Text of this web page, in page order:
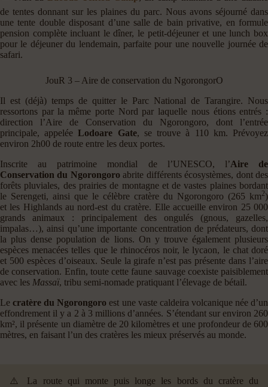
de tentes donnant sur les plaines du parc. Nous avons séjourné dans
une tente double disposant d’une salle de bain privative, en formule
pension complète incluant le dîner, le petit-déjeuner et une lunch box
pour le déjeuner du lendemain, parfaite pour une nouvelle journée de
safari.
JouR 3 – Aire de conservation du NgorongorO
Il est (déjà) temps de quitter le Parc National de Tarangire. Nous
ressortons par la même porte Nord par laquelle nous étions entrés :
direction l’Aire de Conservation du Ngorongoro, dont l’entrée
principale, appeléeLodoare Gate, se trouve à 110 km. Prévoyez
environ 2h00 de route entre les deux portes.
Inscrite au patrimoine mondial de l’UNESCO, l’Aire de
Conservation du Ngorongoro abrite différents écosystèmes, dont des
forêts pluviales, des prairies de montagne et de vastes plaines bordant
le Serengeti, ainsi que le célèbre cratère du Ngorongoro (265 km2)
et les Highlands au nord-est du cratère. Elle accueille environ 25 000
grands animaux : principalement des ongulés (gnous, gazelles,
impalas…), ainsi qu’une importante concentration de prédateurs, dont
la plus dense population de lions. On y trouve également plusieurs
espèces menacées telles que le rhinocéros noir, le lycaon, le chat doré
et 500 espèces d’oiseaux. Seule la girafe n’est pas présente dans l’aire
de conservation. Enfin, toute cette faune sauvage coexiste paisiblement
avec les Massaï, tribu semi-nomade pratiquant l’élevage de bétail.
Lecratère du Ngorongoro est une vaste caldeira volcanique née d’un
effondrement il y a 2 à 3 millions d’années. S’étendant sur environ 260
km², il présente un diamètre de 20 kilomètres et une profondeur de 600
mètres, en faisant l’un des cratères les mieux préservés au monde.
⚠️ La route qui monte puis longe les bords du cratère du